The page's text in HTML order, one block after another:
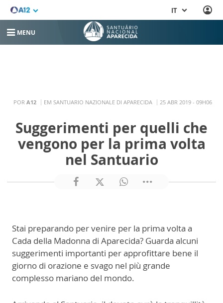
IT
MENU
POR A12 EM SANTUARIO NAZIONALE DI APARECIDA 25 ABR 2019 - 09H06
Suggerimenti per quelli che
vengono per la prima volta
nel Santuario
Stai preparando per venire per la prima volta a
Cada della Madonna di Aparecida? Guarda alcuni
suggerimenti importanti per approfittare bene il
giorno di orazione e svago nel più grande
complesso mariano del mondo.